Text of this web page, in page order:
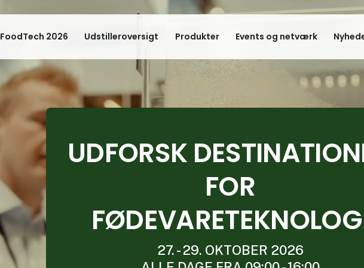
FoodTech 2026 Udstilleroversigt Produkter Events og netværk
UDFORSK
FOR
27. - 29. OKTOBER 2026